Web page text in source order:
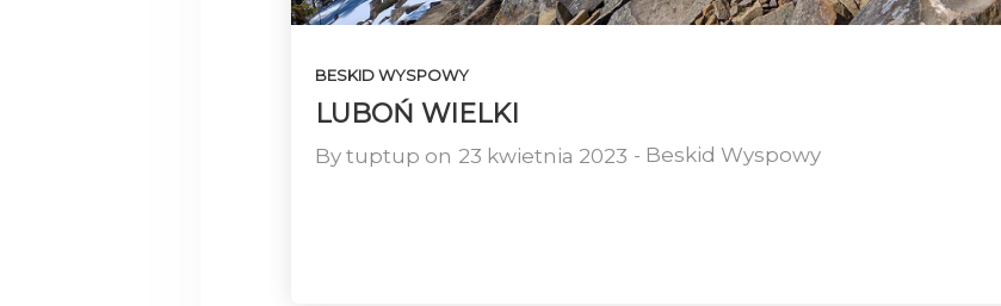
BESKID WYSPOWY
LUBOŃ WIELKI
By tuptup on 23 kwietnia 2023 - Beskid Wyspowy